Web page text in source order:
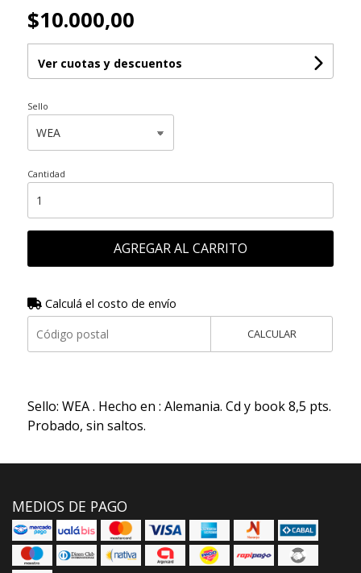
$10.000,00
Ver cuotas y descuentos
Sello
Cantidad
AGREGAR AL CARRITO
Calculá el costo de envío
CALCULAR
Sello: WEA . Hecho en : Alemania. Cd y book 8,5 pts.
Probado, sin saltos.
MEDIOS DE PAGO